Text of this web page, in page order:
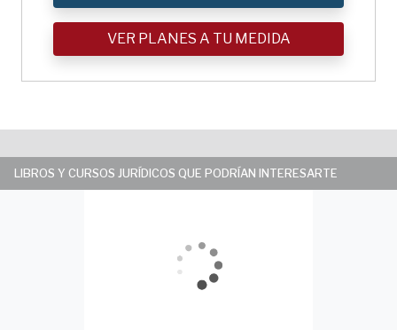
VER PLANES A TU MEDIDA
LIBROS Y CURSOS JURÍDICOS QUE PODRÍAN INTERESARTE